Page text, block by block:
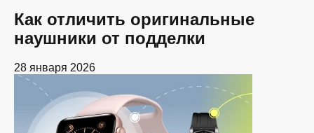
Как отличить оригинальные
наушники от подделки
28 января 2026